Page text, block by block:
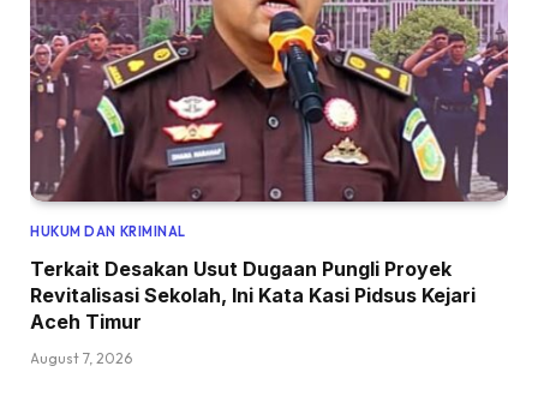
HUKUM DAN KRIMINAL
Terkait Desakan Usut Dugaan Pungli Proyek
Revitalisasi Sekolah, Ini Kata Kasi Pidsus Kejari
Aceh Timur
August 7, 2026